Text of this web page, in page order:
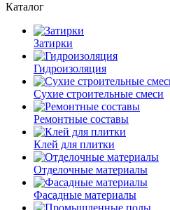
Каталог
Затирки
Гидроизоляция
Сухие строительные смеси
Ремонтные составы
Клей для плитки
Отделочные материалы
Фасадные материалы